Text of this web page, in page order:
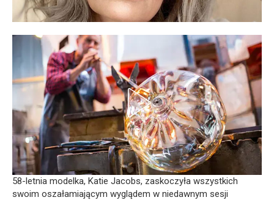
58-letnia modelka, Katie Jacobs, zaskoczyła wszystkich
swoim oszałamiającym wyglądem w niedawnym sesji